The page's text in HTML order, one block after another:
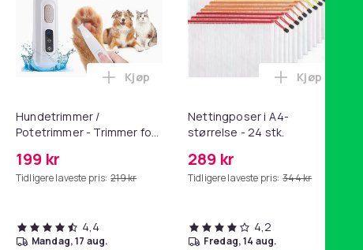
- mage- og kjernetrening, yoga og
AG10 / LR1130 / LR54 / 189 / 10-pakning PKcell i
Hundetrimmer /
Potetrimmer - Trimmer for
199 kr
Tidligere laveste pris: 219 kr
Legg Hundetrimmer / Potetrimmer -
Kjøp
4,4
mandag, 17 aug.
Nettingposer i A4-
størrelse - 24 stk.
289 kr
Tidligere laveste pris: 344 kr
Legg
Kjøp
4,2
fredag, 14 aug.